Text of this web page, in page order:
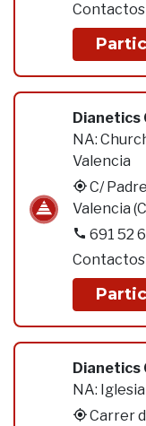
Contactos
Dianetics
NA:
Valencia
C/
Valencia
691 52
Contactos
Dianetics
NA:
Carrer